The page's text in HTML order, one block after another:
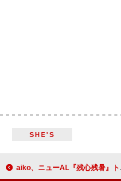
SHE'S
aiko、ニューAL『残心残暑』トレーラー公開＆新曲「skirt」先行配信スタート